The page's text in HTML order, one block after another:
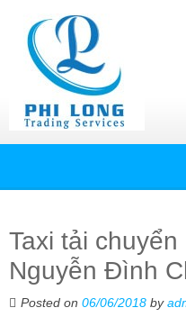
Taxi tải
Nguyễn Đình
Posted on 06/06/2018 by